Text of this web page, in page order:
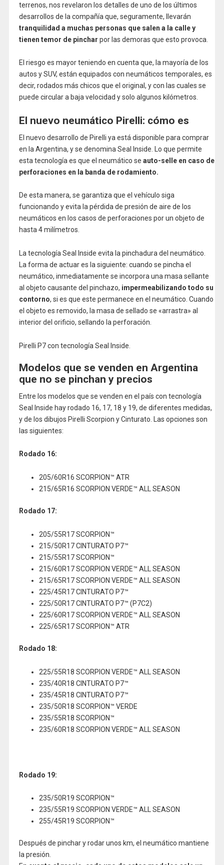
terrenos, nos revelaron los detalles de uno de los últimos
desarrollos de la compañía que, seguramente, llevarán
tranquilidad a muchas personas que salen a la calle y
tienen temor de pinchar por las demoras que esto provoca.
El riesgo es mayor teniendo en cuenta que, la mayoría de los
autos y SUV, están equipados con neumáticos temporales, es
decir, rodados más chicos que el original, y con las cuales se
puede circular a baja velocidad y solo algunos kilómetros.
El nuevo neumático Pirelli: cómo es
El nuevo desarrollo de Pirelli ya está disponible para comprar
en la Argentina, y se denomina Seal Inside. Lo que permite
esta tecnología es que el neumático se auto-selle en caso de
perforaciones en la banda de rodamiento.
De esta manera, se garantiza que el vehículo siga
funcionando y evita la pérdida de presión de aire de los
neumáticos en los casos de perforaciones por un objeto de
hasta 4 milímetros.
La tecnología Seal Inside evita la pinchadura del neumático.
La forma de actuar es la siguiente: cuando se pincha el
neumático, inmediatamente se incorpora una masa sellante
al objeto causante del pinchazo, impermeabilizando todo su
contorno, si es que este permanece en el neumático. Cuando
el objeto es removido, la masa de sellado se «arrastra» al
interior del orificio, sellando la perforación.
Pirelli P7 con tecnología Seal Inside.
Modelos que se venden en Argentina
que no se pinchan y precios
Entre los modelos que se venden en el país con tecnología
Seal Inside hay rodado 16, 17, 18 y 19, de diferentes medidas,
y de los dibujos Pirelli Scorpion y Cinturato. Las opciones son
las siguientes:
Rodado 16:
205/60R16 SCORPION™ ATR
215/65R16 SCORPION VERDE™ ALL SEASON
Rodado 17:
205/55R17 SCORPION™
215/50R17 CINTURATO P7™
215/55R17 SCORPION™
215/60R17 SCORPION VERDE™ ALL SEASON
215/65R17 SCORPION VERDE™ ALL SEASON
225/45R17 CINTURATO P7™
225/50R17 CINTURATO P7™ (P7C2)
225/60R17 SCORPION VERDE™ ALL SEASON
225/65R17 SCORPION™ ATR
Rodado 18:
225/55R18 SCORPION VERDE™ ALL SEASON
235/40R18 CINTURATO P7™
235/45R18 CINTURATO P7™
235/50R18 SCORPION™ VERDE
235/55R18 SCORPION™
235/60R18 SCORPION VERDE™ ALL SEASON
Rodado 19:
235/50R19 SCORPION™
235/55R19 SCORPION VERDE™ ALL SEASON
255/45R19 SCORPION™
Después de pinchar y rodar unos km, el neumático mantiene
la presión.